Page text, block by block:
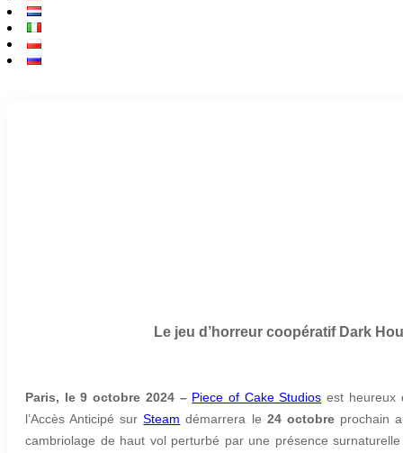
Le jeu d’horreur coopératif Dark
Paris, le 9 octobre 2024 – Piece of Cake Studios est heureux
l’Accès Anticipé sur Steam démarrera le 24 octobreprochain
cambriolage de haut vol perturbé par une présence